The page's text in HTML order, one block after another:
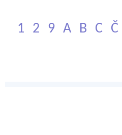
1 2 9 A B C Č